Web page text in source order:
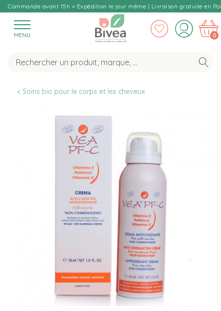
Commande avant 15h = Expédition le jour même | Livraison gratuite en
MENU 0
Soins bio pour le corps et les cheveux